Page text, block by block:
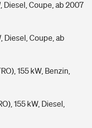
Diesel, Coupe, ab 2007
Diesel, Coupe, ab
155 kW, Benzin,
155 kW, Diesel,